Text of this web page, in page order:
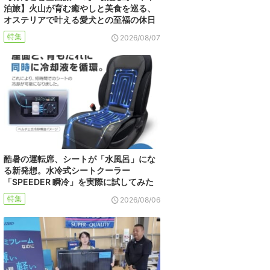
泊旅】火山が育む癒やしと美食を巡る、
オステリアで叶える愛犬との至福の休日
特集 2026/08/07
酷暑の運転席、シートが「水風呂」にな
る新発想。水冷式シートクーラー
「SPEEDER 瞬冷」を実際に試してみた
特集 2026/08/06